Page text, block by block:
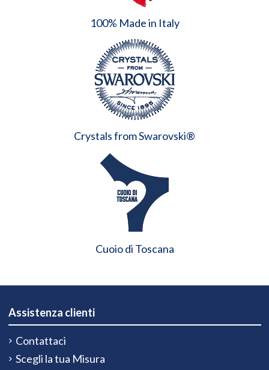
100% Made in Italy
Crystals from Swarovski®
Cuoio di Toscana
Assistenza clienti
Contattaci
Scegli la tua Misura